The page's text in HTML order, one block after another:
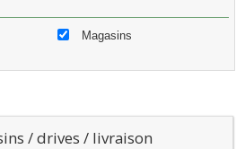
Magasins
/ drives / livraison